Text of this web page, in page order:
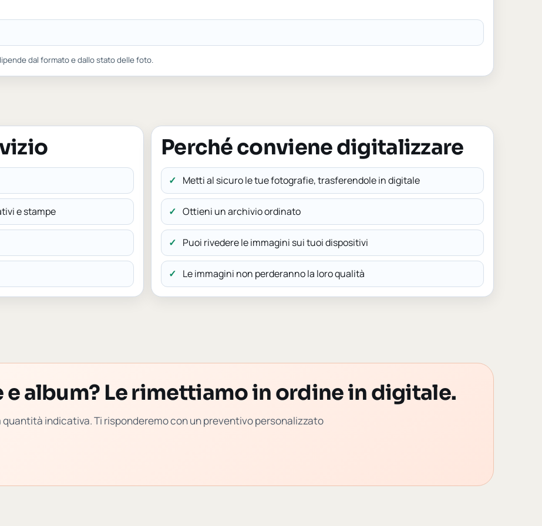
dal formato e dallo stato delle foto.
e stampe
Perché conviene digitalizzare
Metti al sicuro le tue fotografie, trasferendole in digitale
Ottieni un archivio ordinato
Puoi rivedere le immagini sui tuoi dispositivi
Le immagini non perderanno la loro qualità
e album? Le rimettiamo in ordine in digitale.
indicativa. Ti risponderemo con un preventivo personalizzato